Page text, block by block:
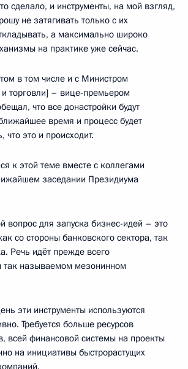
сделало, и инструменты, на мой взгляд,
не затягивать только с их
а максимально широко
на практике уже сейчас.
в том числе и с Министром
торговли] – вице-премьером
что все донастройки будут
время и процесс будет
это и происходит.
к этой теме вместе с коллегами
заседании Президиума
вопрос для запуска бизнес-идей – это
со стороны банковского сектора, так
Речь идёт прежде всего
так называемом мезонинном
эти инструменты используются
Требуется больше ресурсов
всей финансовой системы на проекты
на инициативы быстрорастущих